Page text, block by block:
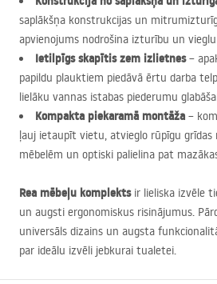
saplākšņa konstrukcijas un
apvienojums nodrošina izturību un
Ietilpīgs skapītis zem izlietnes–
papildu plauktiem piedāvā ērtu darba
lielāku vannas istabas piederumu
Kompakta piekaramā montāža –
ļauj ietaupīt vietu, atvieglo rūpīgu grīdas
mēbelēm un optiski palielina pat
Rea mēbeļu komplektsir lieliska izvēle
un augsti ergonomiskus risinājumus.
universāls dizains un augsta
par ideālu izvēli jebkurai tualetei.